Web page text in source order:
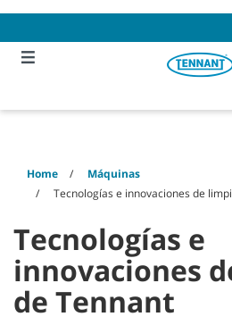
content
navigation
menu
Home
Máquinas
Tecnologías e innovaciones de
Tecnologías e
innovaciones
de Tennant